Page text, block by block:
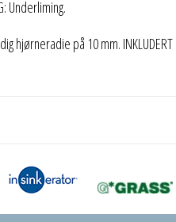
Underliming.
hjørneradie på 10 mm.